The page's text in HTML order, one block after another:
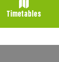
Timetables